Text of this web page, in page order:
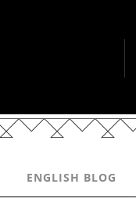
ENGLISH BLOG